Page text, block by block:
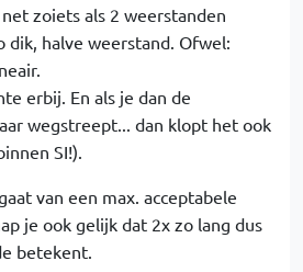
zoiets als 2 weerstanden
dik, halve weerstand. Ofwel:
erbij. En als je dan de
wegstreept... dan klopt het ook
SI!).
van een max. acceptabele
je ook gelijk dat 2x zo lang dus
betekent.